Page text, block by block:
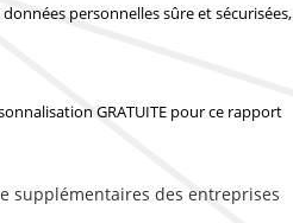
personnelles sûre et sécurisées,
GRATUITE pour ce rapport
supplémentaires des entreprises